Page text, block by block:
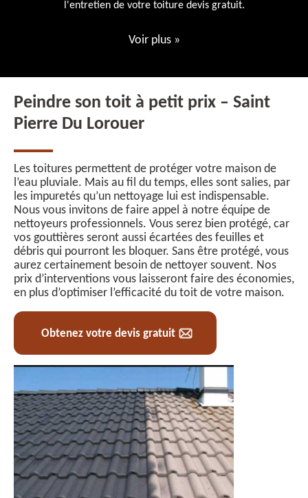
l'entretien de votre toiture devis gratuit.
Voir plus »
Peindre son toit à petit prix – Saint
Pierre Du Lorouer
Les toitures permettent de protéger votre maison de
l’eau pluviale. Mais au fil du temps, elles sont salies, par
les impuretés qu’un nettoyage lui est indispensable.
Nous vous invitons de faire appel à notre équipe de
nettoyeurs professionnels. Vous serez bien protégé, car
vos gouttières seront aussi écartées des feuilles et
débris qui pourront les bloquer. Sans être protégé, vous
aurez certainement besoin de nettoyer souvent. Nos
prix d’interventions vous laisseront faire des économies,
en plus d’optimiser l’efficacité du toit de votre maison.
Obtenez votre devis gratuit